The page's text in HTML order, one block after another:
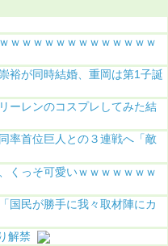
ｗｗｗｗｗｗｗｗｗｗｗｗｗ
裕が同時結婚、重岡は第1子誕
ーレンのコスプレしてみた結
率首位巨人との３連戦へ「敵
くっそ可愛いｗｗｗｗｗｗｗ
国民が勝手に我々取材陣にカ
解禁